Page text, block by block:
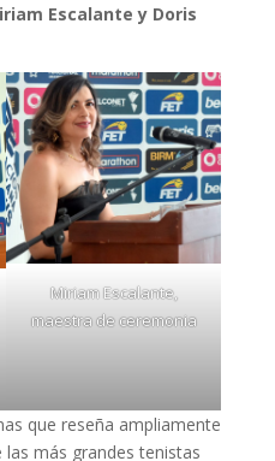
Escalante y Doris
Miriam Escalante,
maestra de ceremonia
que reseña ampliamente
más grandes tenistas